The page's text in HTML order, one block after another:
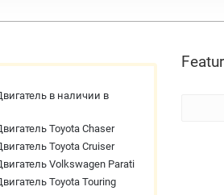
в наличии в
Toyota Chaser
Toyota Cruiser
Volkswagen Parati
Toyota Touring